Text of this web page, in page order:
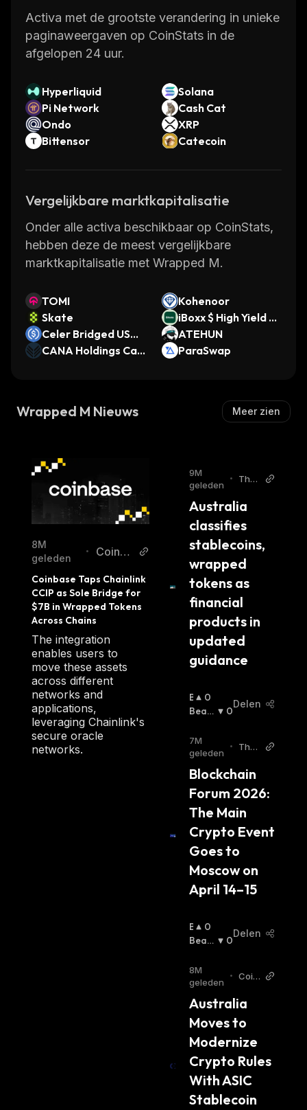
Activa met de grootste verandering in unieke
paginaweergaven op CoinStats in de
afgelopen 24 uur.
Hyperliquid
Solana
Pi Network
Cash Cat
Ondo
XRP
Bittensor
Catecoin
Vergelijkbare marktkapitalisatie
Onder alle activa beschikbaar op CoinStats,
hebben deze de meest vergelijkbare
marktkapitalisatie met Wrapped M.
TOMI
Kohenoor
Skate
iBoxx $ High Yield C
orporate Bond ETF
(Ondo Tokenized E
Celer Bridged USD
C (Conflux)
ATEHUN
CANA Holdings Cali
ParaSwap
Wrapped M Nieuws Meer zien
8M
geleden
•
CoinD
Coinbase Taps Chainlink
CCIP as Sole Bridge for
$7B in Wrapped Tokens
Across Chains
The integration
enables users to
move these assets
across different
networks and
applications,
leveraging Chainlink's
secure oracle
networks.
9M
geleden
•
The
k
Australia
classifies
stablecoins,
wrapped
tokens as
financial
products in
updated
guidance
B
U
I
S
:
0
Beari
0
Delen
7M
geleden
•
The
sCry
Blockchain
Forum 2026:
The Main
Crypto Event
Goes to
Moscow on
April 14–15
B
U
I
S
:
0
Beari
0
Delen
8M
geleden
• Coin
on
Australia
Moves to
Modernize
Crypto Rules
With ASIC
Stablecoin